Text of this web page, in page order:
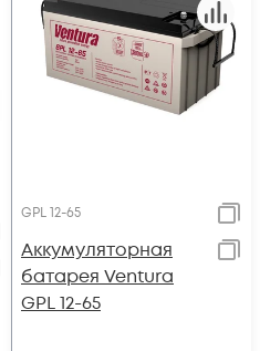
GPL 12-65
Аккумуляторная
батарея Ventura
GPL 12-65